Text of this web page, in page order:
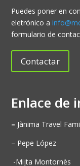
Puedes poner en
eletrónico a
formulario de
Contactar
Enlace de
– Jànima Travel
– Pepe López
-Mijta Montornès